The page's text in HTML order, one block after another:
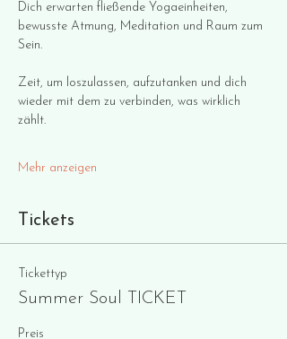
Dich erwarten fließende Yogaeinheiten,
bewusste Atmung, Meditation und Raum zum
Sein.
Zeit, um loszulassen, aufzutanken und dich
wieder mit dem zu verbinden, was wirklich
zählt.
Mehr anzeigen
Tickets
Tickettyp
Summer Soul TICKET
Preis